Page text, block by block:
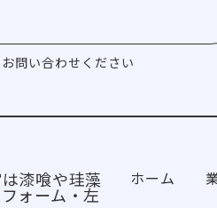
問い合わせください
漆喰や珪藻
ォーム・左
ホーム